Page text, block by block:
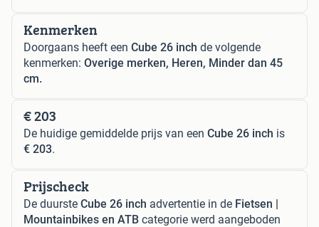
Kenmerken
Doorgaans heeft een Cube 26 inch de volgende
kenmerken: Overige merken, Heren, Minder dan 45
cm.
€ 203
De huidige gemiddelde prijs van een Cube 26 inch is
€ 203.
Prijscheck
De duurste Cube 26 inch advertentie in de Fietsen |
Mountainbikes en ATB categorie werd aangeboden